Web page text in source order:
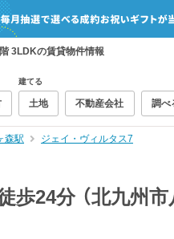
3LDKの賃貸物件情報
建てる
土地 不動産会社 調べ
森駅
ジェイ・ヴィルタス7
24分 （北九州